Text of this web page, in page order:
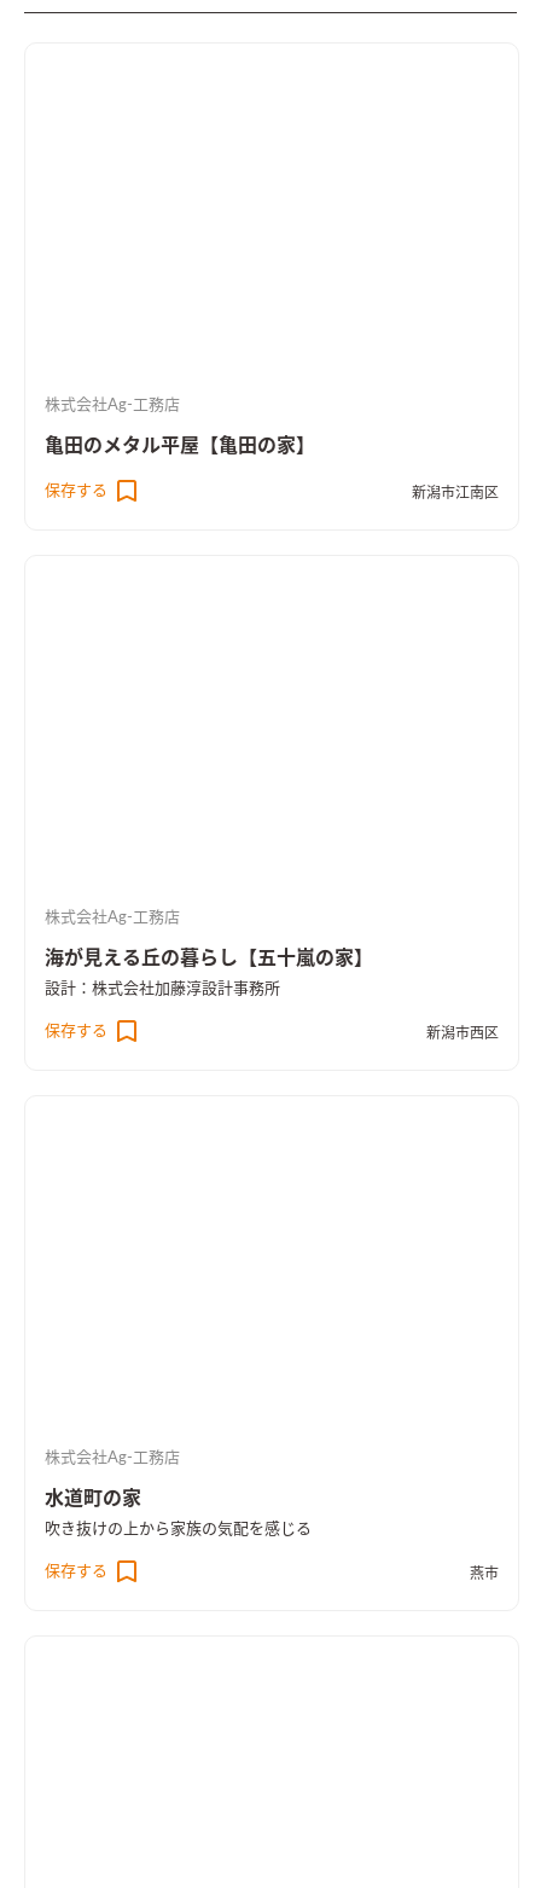
株式会社Ag-工務店
亀田のメタル平屋【亀田の家】
保存する 新潟市江南区
株式会社Ag-工務店
海が見える丘の暮らし【五十嵐の家】
設計：株式会社加藤淳設計事務所
保存する 新潟市西区
株式会社Ag-工務店
水道町の家
吹き抜けの上から家族の気配を感じる
保存する 燕市